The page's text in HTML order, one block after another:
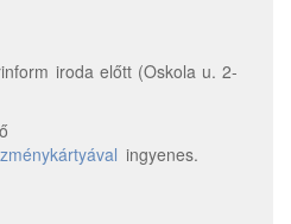
iroda előtt (Oskola u. 2-
ingyenes.